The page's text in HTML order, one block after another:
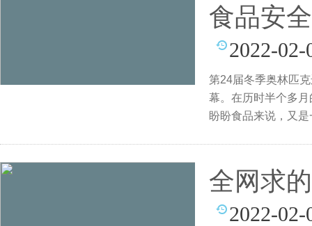
食品安全
2022-02-
第24届冬季奥林匹
幕。在历时半个多
盼盼食品来说，又
全网求
2022-02-